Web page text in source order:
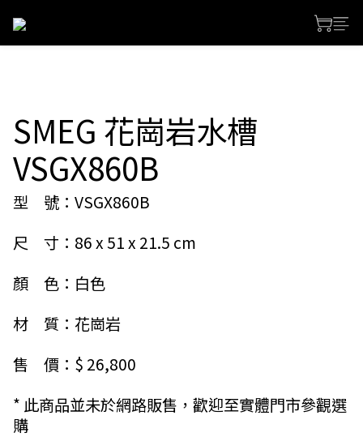
SMEG 花崗岩水槽
VSGX860B
型　號：VSGX860B
尺　寸：86 x 51 x 21.5 cm
顏　色：白色
材　質：花崗岩
售　價：$ 26,800
* 此商品並未於網路販售，歡迎至實體門市參觀選
購